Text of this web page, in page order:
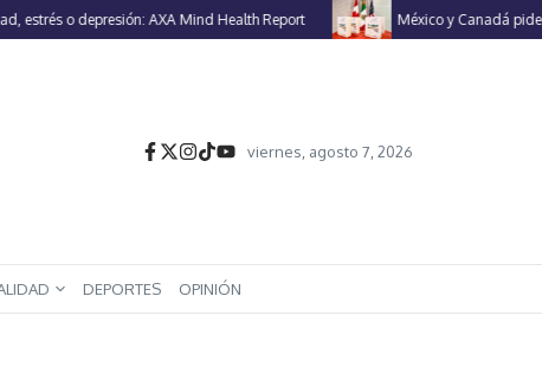
o depresión: AXA Mind Health Report México y Canadá piden a
viernes, agosto 7, 2026
DEPORTES OPINIÓN